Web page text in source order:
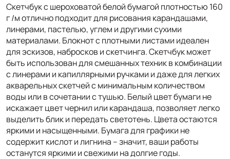
Скетчбук с шероховатой белой бумагой плотностью 160
г /м отлично подходит для рисования карандашами,
линерами, пастелью, углем и другими сухими
материалами. Блокнот с плотными листами идеален
для эскизов, набросков и скетчинга. Скетчбук может
быть использован для смешанных техник в комбинации
с линерами и капиллярными ручками и даже для легких
акварельных скетчей с минимальным количеством
воды или в сочетании с тушью. Белый цвет бумаги не
искажает цвет чернил или карандаша, позволяет легко
выделить блик и передать светотень. Цвета остаются
яркими и насыщенными. Бумага для графики не
содержит кислот и лигнина – значит, ваши работы
останутся яркими и свежими на долгие годы.